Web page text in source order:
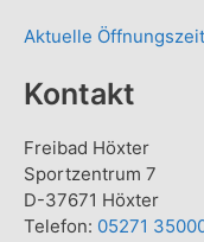
Aktuelle
Kontakt
Freibad Höxter
Sportzentrum 7
D-37671 Höxter
Telefon: 05271